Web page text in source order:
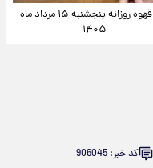
فال قهوه روزانه پنجشنبه ۱۵ مرداد ماه
۱۴۰۵
کد خبر: 906045